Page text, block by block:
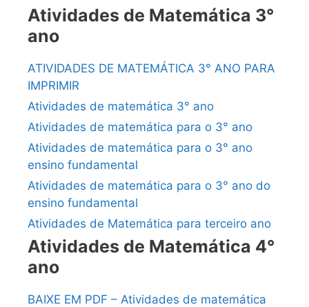
Atividades de Matemática 3°
ano
ATIVIDADES DE MATEMÁTICA 3° ANO PARA
IMPRIMIR
Atividades de matemática 3° ano
Atividades de matemática para o 3° ano
Atividades de matemática para o 3° ano
ensino fundamental
Atividades de matemática para o 3° ano do
ensino fundamental
Atividades de Matemática para terceiro ano
Atividades de Matemática 4°
ano
BAIXE EM PDF – Atividades de matemática